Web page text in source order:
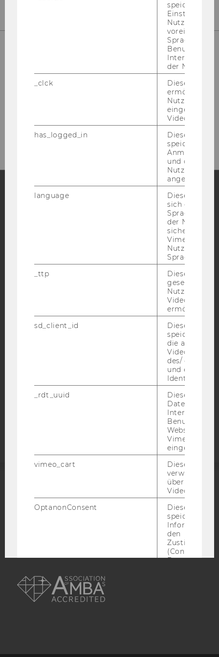
Please click here to subscribe to
our newsletter!
Blog
Bluesky
BARRIEREFREIHEITSERKLÄRUNG WEBSEITE
DATENSCHUTZERKLÄRUNG SOCIAL MEDIA
STUDIENBEWERBER*INNEN UND STUDIERENDE
COOKIE EINSTELLUNGEN
Barrierefreiheitserklärung
EQUIS AACSB
speichert
Nutzer*in, zB.
Sprache,
der Nutzer*in
_clck
Dieses Cookie
ermöglicht
Nutzung des
Video Players
has_logged_in
Dieses Cookie
speichert
und ob sich
Nutzer*in
angemeldet
language
Dieses
sich die
der
Vimeo in der
Nutzer
Sprache
_ttp
Dieser
gesetzt, um
Nutzung des
Videoplayers
ermöglichen
sd_client_id
Dieses Cookie
speichert
die aktuellen
des/ der
und einen
_rdt_uuid
Dieses
Daten über
Interaktionen
Websites, auf
Vimeo-Video
eingebettet
vimeo_cart
Dieses
verwendet,
überprüfen,
Video
OptanonConsent
Dieses Cookie
speichert
den
(Consent)
Besuchers.
_scid
Mal eine